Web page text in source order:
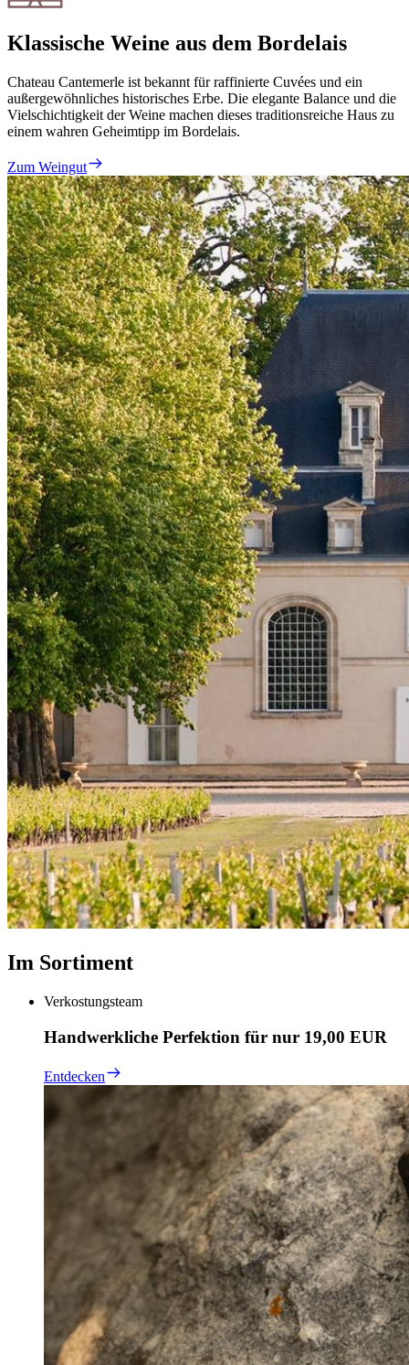
Klassische Weine aus dem Bordelais
Chateau Cantemerle ist bekannt für raffinierte Cuvées und ein
außergewöhnliches historisches Erbe. Die elegante Balance und die
Vielschichtigkeit der Weine machen dieses traditionsreiche Haus zu
einem wahren Geheimtipp im Bordelais.
Zum Weingut
Im Sortiment
Verkostungsteam
Handwerkliche Perfektion für nur 19,00 EUR
Entdecken